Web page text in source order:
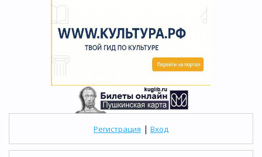
Регистрация | Вход